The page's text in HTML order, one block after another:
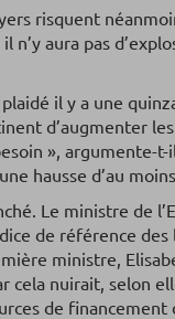
risquent
aura pas
il y a une
d’augmenter
», argumente-t-
hausse d’au moins
Le ministre de
de référence
ministre,
cela nuirait,
de